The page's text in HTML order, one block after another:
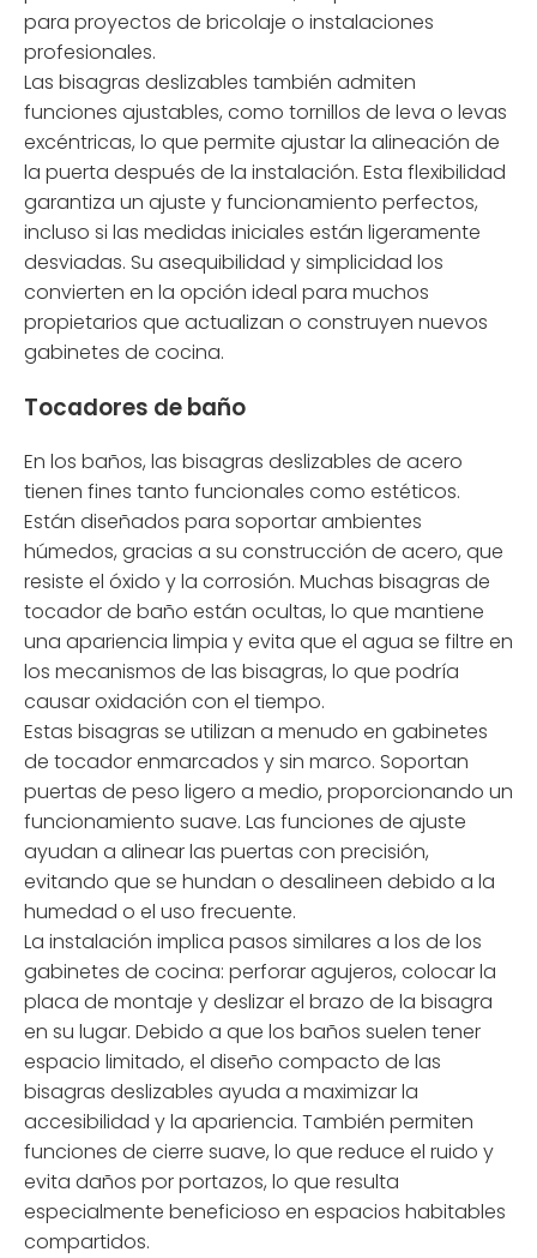
para proyectos de bricolaje o instalaciones
profesionales.
Las bisagras deslizables también admiten
funciones ajustables, como tornillos de leva o levas
excéntricas, lo que permite ajustar la alineación de
la puerta después de la instalación. Esta flexibilidad
garantiza un ajuste y funcionamiento perfectos,
incluso si las medidas iniciales están ligeramente
desviadas. Su asequibilidad y simplicidad los
convierten en la opción ideal para muchos
propietarios que actualizan o construyen nuevos
gabinetes de cocina.
Tocadores de baño
En los baños, las bisagras deslizables de acero
tienen fines tanto funcionales como estéticos.
Están diseñados para soportar ambientes
húmedos, gracias a su construcción de acero, que
resiste el óxido y la corrosión. Muchas bisagras de
tocador de baño están ocultas, lo que mantiene
una apariencia limpia y evita que el agua se filtre en
los mecanismos de las bisagras, lo que podría
causar oxidación con el tiempo.
Estas bisagras se utilizan a menudo en gabinetes
de tocador enmarcados y sin marco. Soportan
puertas de peso ligero a medio, proporcionando un
funcionamiento suave. Las funciones de ajuste
ayudan a alinear las puertas con precisión,
evitando que se hundan o desalineen debido a la
humedad o el uso frecuente.
La instalación implica pasos similares a los de los
gabinetes de cocina: perforar agujeros, colocar la
placa de montaje y deslizar el brazo de la bisagra
en su lugar. Debido a que los baños suelen tener
espacio limitado, el diseño compacto de las
bisagras deslizables ayuda a maximizar la
accesibilidad y la apariencia. También permiten
funciones de cierre suave, lo que reduce el ruido y
evita daños por portazos, lo que resulta
especialmente beneficioso en espacios habitables
compartidos.